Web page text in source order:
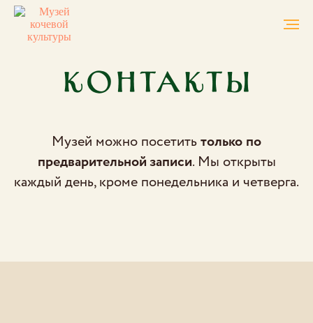
Контакты
Музей можно посетитьтолько по
предварительной записи. Мы открыты
каждый день, кроме понедельника и четверга.